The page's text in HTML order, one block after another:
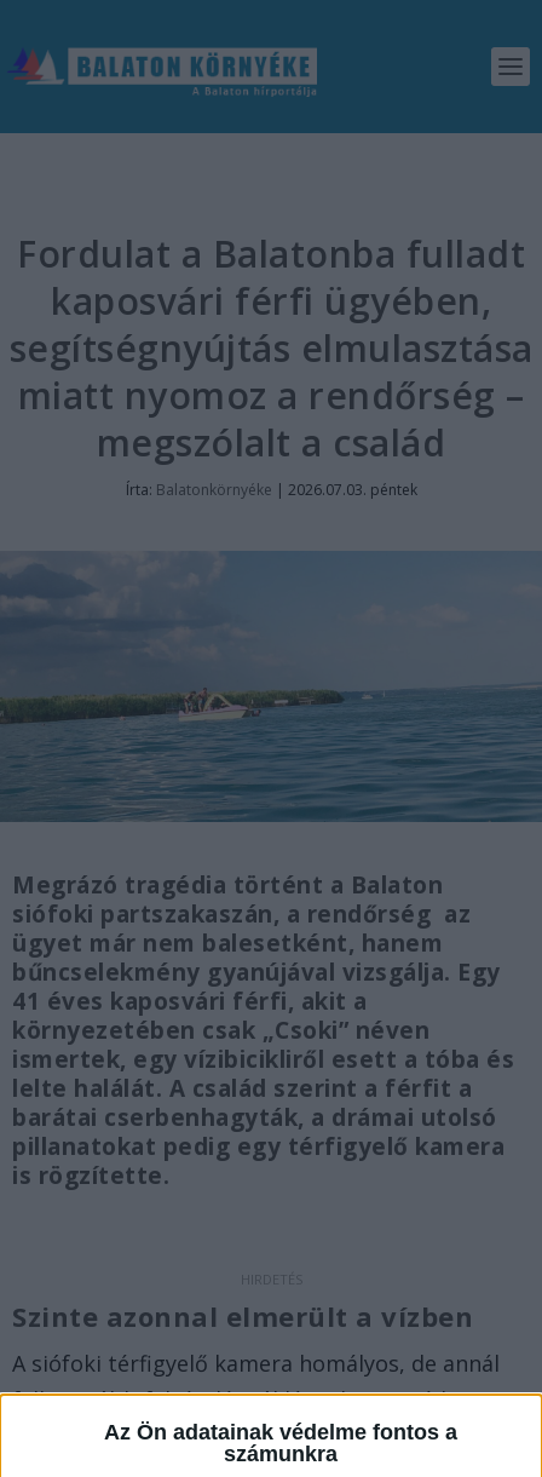
Az Ön adatainak védelme fontos a
számunkra
Fordulat a Balatonba fulladt
kaposvári férfi ügyében,
segítségnyújtás elmulasztása
miatt nyomoz a rendőrség –
megszólalt a család
Írta: Balatonkörnyéke | 2026.07.03. péntek
Megrázó tragédia történt a Balaton
siófoki partszakaszán, a rendőrség az
ügyet már nem balesetként, hanem
bűncselekmény gyanújával vizsgálja. Egy
41 éves kaposvári férfi, akit a
környezetében csak „Csoki” néven
ismertek, egy vízibicikliről esett a tóba és
lelte halálát. A család szerint a férfit a
barátai cserbenhagyták, a drámai utolsó
pillanatokat pedig egy térfigyelő kamera
is rögzítette.
Szinte azonnal elmerült a vízben
A siófoki térfigyelő kamera homályos, de annál
felkavaróbb felvételén jól látszik a tragédia
pillanata. A videón két sárga vízibicikli ütközik